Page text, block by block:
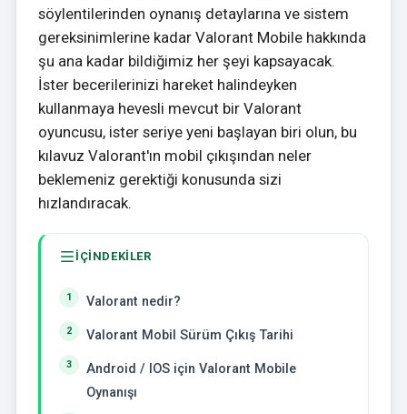
söylentilerinden oynanış detaylarına ve sistem
gereksinimlerine kadar Valorant Mobile hakkında
şu ana kadar bildiğimiz her şeyi kapsayacak.
İster becerilerinizi hareket halindeyken
kullanmaya hevesli mevcut bir Valorant
oyuncusu, ister seriye yeni başlayan biri olun, bu
kılavuz Valorant'ın mobil çıkışından neler
beklemeniz gerektiği konusunda sizi
hızlandıracak.
İÇİNDEKİLER
Valorant nedir?
Valorant Mobil Sürüm Çıkış Tarihi
Android / IOS için Valorant Mobile
Oynanışı